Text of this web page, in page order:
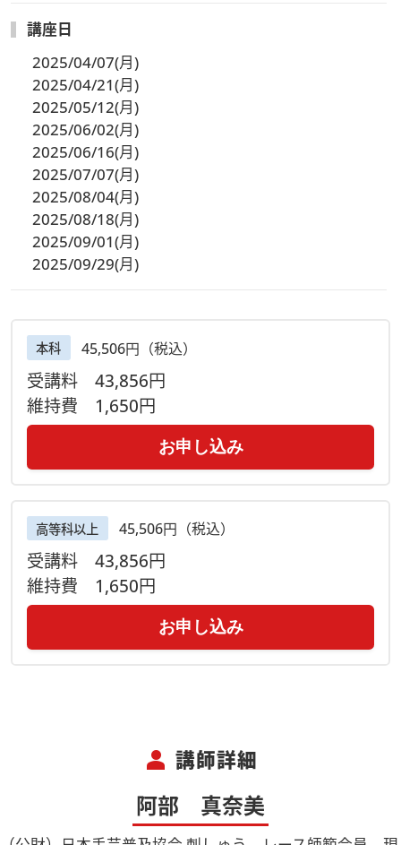
講座日
2025/04/07(月)
2025/04/21(月)
2025/05/12(月)
2025/06/02(月)
2025/06/16(月)
2025/07/07(月)
2025/08/04(月)
2025/08/18(月)
2025/09/01(月)
2025/09/29(月)
本科 45,506円（税込）
受講料 43,856円
維持費 1,650円
お申し込み
高等科以上 45,506円（税込）
受講料 43,856円
維持費 1,650円
お申し込み
person 講師詳細
阿部 真奈美